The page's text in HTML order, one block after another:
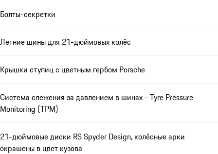
Болты-секретки
Летние шины для 21-дюймовых колёс
Крышки ступиц с цветным гербом Porsche
Система слежения за давлением в шинах - Tyre Pressure
Monitoring (TPM)
21-дюймовые диски RS Spyder Design, колёсные арки
окрашены в цвет кузова